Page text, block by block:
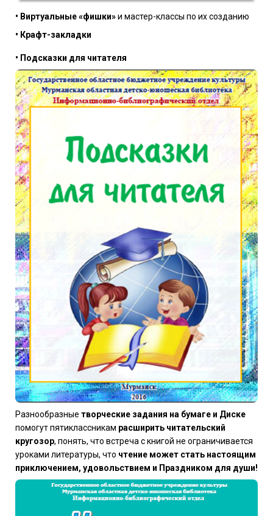
• Виртуальные «фишки»и мастер-классы по их созданию
• Крафт-закладки
• Подсказки для читателя
Разнообразные творческие задания на бумаге и Диске
помогут пятиклассникам расширить читательский
кругозор, понять, что встреча с книгой не ограничивается
уроками литературы, что чтение может стать настоящим
приключением, удовольствием и Праздником для души!